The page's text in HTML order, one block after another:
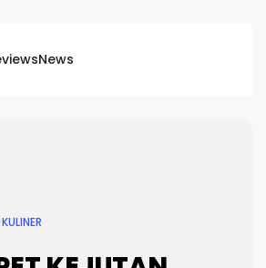
News